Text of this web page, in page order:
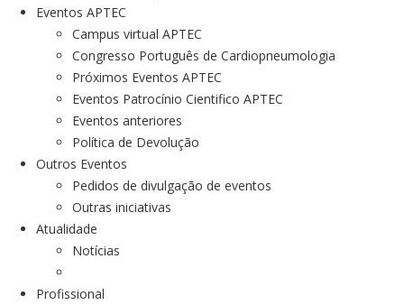
Eventos APTEC
Campus virtual APTEC
Congresso Português de Cardiopneumologia
Próximos Eventos APTEC
Eventos Patrocínio Cientifico APTEC
Eventos anteriores
Política de Devolução
Outros Eventos
Pedidos de divulgação de eventos
Outras iniciativas
Atualidade
Notícias
Profissional